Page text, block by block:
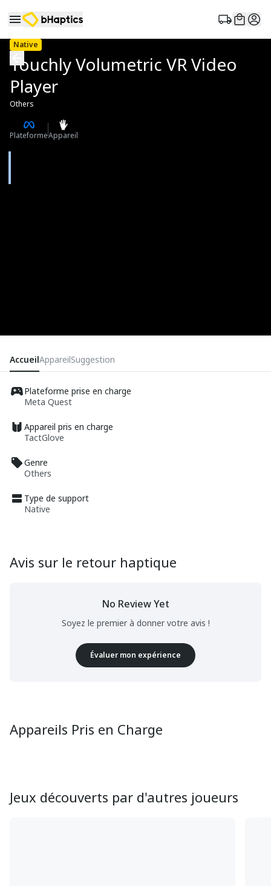
Native
Touchly Volumetric VR Video
Player
Others
PlateformeAppareil
AccueilAppareilSuggestion
Plateforme prise en charge
Meta Quest
Appareil pris en charge
TactGlove
Genre
Others
Type de support
Native
Avis sur le retour haptique
No Review Yet
Soyez le premier à donner votre avis !
Évaluer mon expérience
Appareils Pris en Charge
Jeux découverts par d'autres joueurs